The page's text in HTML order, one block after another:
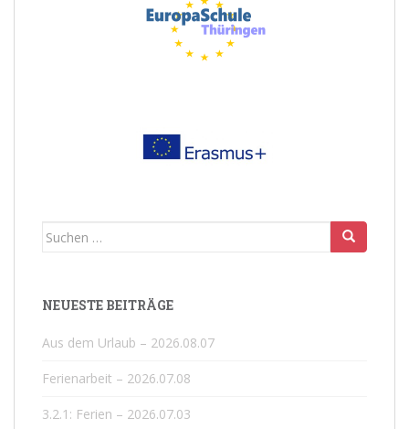
Suchen
NEUESTE BEITRÄGE
Aus dem Urlaub – 2026.08.07
Ferienarbeit – 2026.07.08
3.2.1: Ferien – 2026.07.03